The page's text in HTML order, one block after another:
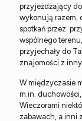
przyjeżdżający
wykonują razem,
spotkań przez:
wspólnego
przyjechały do
znajomości z
W międzyczasie
m.in.
Wieczorami
zabawach, a inni